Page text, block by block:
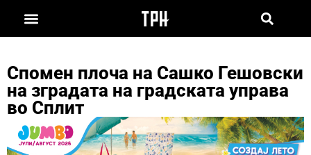
Спомен плоча на Сашко Гешовски
на зградата на градската управа
во Сплит